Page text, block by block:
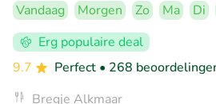
Vandaag Morgen Zo Ma Di
Erg populaire deal
9.7
Perfect • 268
Bregje Alkmaar